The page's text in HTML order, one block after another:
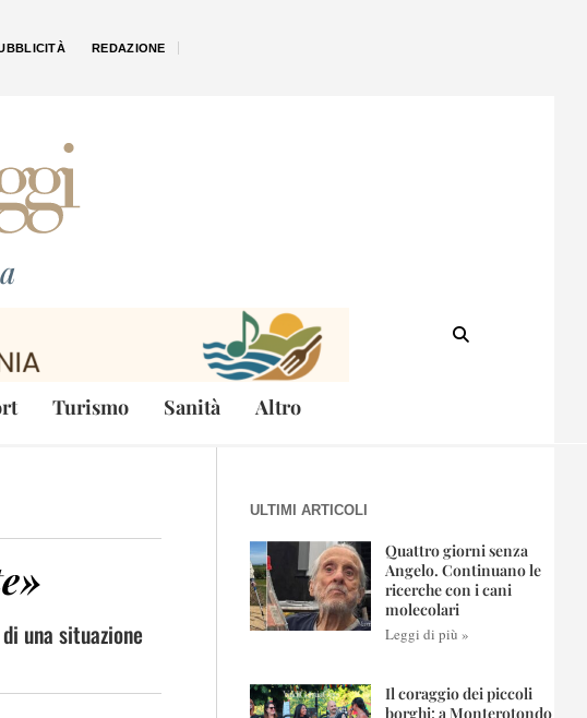
REDAZIONE
Turismo Sanità Altro
una situazione
ULTIMI ARTICOLI
Quattro giorni senza
Angelo. Continuano le
ricerche con i cani
molecolari
Leggi di più »
Il coraggio dei piccoli
borghi: a Monterotondo